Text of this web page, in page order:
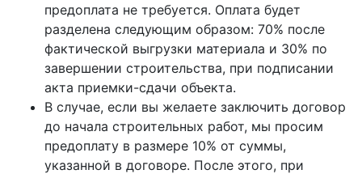
предоплата не требуется. Оплата будет
разделена следующим образом: 70% после
фактической выгрузки материала и 30% по
завершении строительства, при подписании
акта приемки-сдачи объекта.
В случае, если вы желаете заключить договор
до начала строительных работ, мы просим
предоплату в размере 10% от суммы,
указанной в договоре. После этого, при